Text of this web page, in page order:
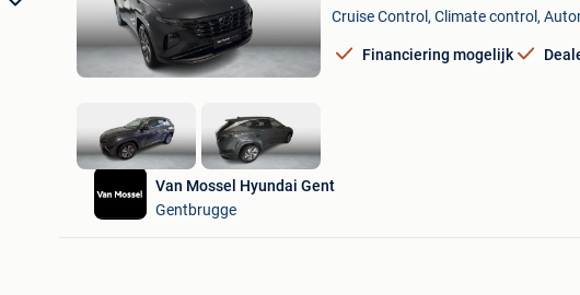
Mijn
Favorieten
Cruise Control, Climate control,
Financiering mogelijk
Van Mossel Hyundai Gent
Gentbrugge